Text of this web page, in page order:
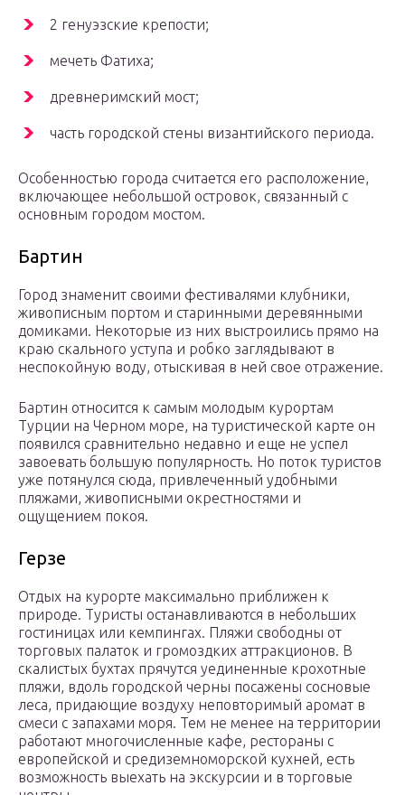
2 генуэзские крепости;
мечеть Фатиха;
древнеримский мост;
часть городской стены византийского периода.
Особенностью города считается его расположение,
включающее небольшой островок, связанный с
основным городом мостом.
Бартин
Город знаменит своими фестивалями клубники,
живописным портом и старинными деревянными
домиками. Некоторые из них выстроились прямо на
краю скального уступа и робко заглядывают в
неспокойную воду, отыскивая в ней свое отражение.
Бартин относится к самым молодым курортам
Турции на Черном море, на туристической карте он
появился сравнительно недавно и еще не успел
завоевать большую популярность. Но поток туристов
уже потянулся сюда, привлеченный удобными
пляжами, живописными окрестностями и
ощущением покоя.
Герзе
Отдых на курорте максимально приближен к
природе. Туристы останавливаются в небольших
гостиницах или кемпингах. Пляжи свободны от
торговых палаток и громоздких аттракционов. В
скалистых бухтах прячутся уединенные крохотные
пляжи, вдоль городской черны посажены сосновые
леса, придающие воздуху неповторимый аромат в
смеси с запахами моря. Тем не менее на территории
работают многочисленные кафе, рестораны с
европейской и средиземноморской кухней, есть
возможность выехать на экскурсии и в торговые